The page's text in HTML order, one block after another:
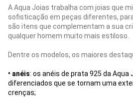
A Aqua Joias trabalha com joias que
sofisticação em peças diferentes,
são itens que complementam a sua
qualquer homem muito mais estiloso.
Dentre os modelos, os maiores
• anéis: os anéis de prata 925 da
diferenciados que se tornam uma
crenças;